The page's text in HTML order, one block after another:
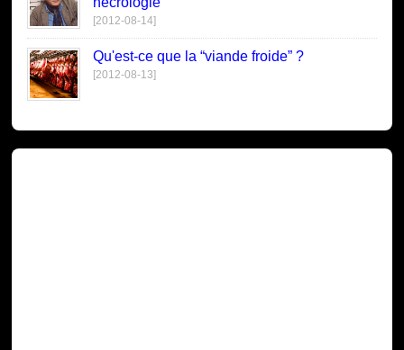
[2012-08-14]
Qu'est-ce que la “viande froide” ?
[2012-08-13]